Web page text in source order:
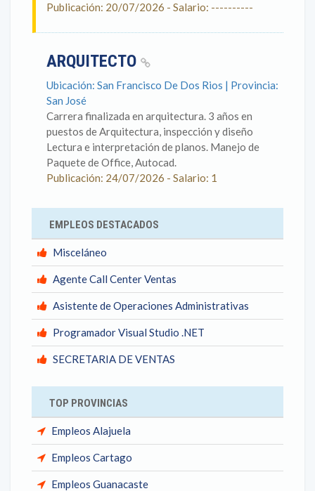
Publicación: 20/07/2026 - Salario: ----------
ARQUITECTO
Ubicación: San Francisco De Dos Rios | Provincia:
San José
Carrera finalizada en arquitectura. 3 años en
puestos de Arquitectura, inspección y diseño
Lectura e interpretación de planos. Manejo de
Paquete de Office, Autocad.
Publicación: 24/07/2026 - Salario: 1
EMPLEOS DESTACADOS
Misceláneo
Agente Call Center Ventas
Asistente de Operaciones Administrativas
Programador Visual Studio .NET
SECRETARIA DE VENTAS
TOP PROVINCIAS
Empleos Alajuela
Empleos Cartago
Empleos Guanacaste